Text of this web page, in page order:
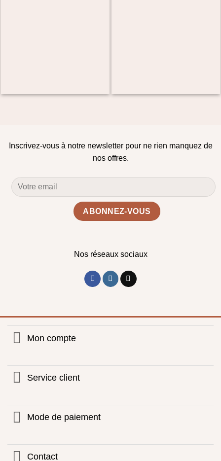
Inscrivez-vous à notre newsletter pour ne rien manquez de
nos offres.
Nos réseaux sociaux
Mon compte
Service client
Mode de paiement
Contact